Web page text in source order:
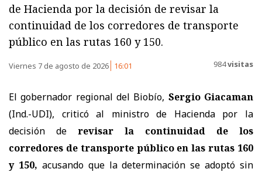
de Hacienda por la decisión de revisar la
continuidad de los corredores de transporte
público en las rutas 160 y 150.
Viernes 7 de agosto de 2026 16:01 984visitas
El gobernador regional del Biobío, Sergio Giacaman
(Ind.-UDI), criticó al ministro de Hacienda por la
decisión de revisar la continuidad de los
corredores de transporte público en las rutas 160
y 150, acusando que la determinación se adoptó sin